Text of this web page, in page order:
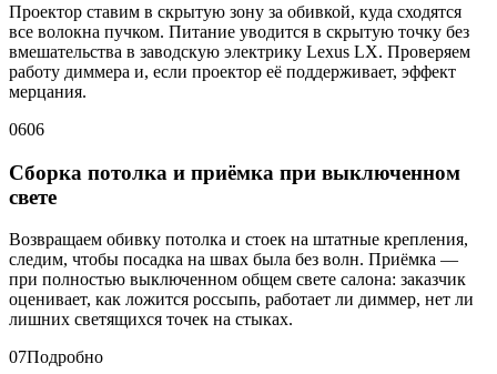
Проектор ставим в скрытую зону за обивкой, куда сходятся
все волокна пучком. Питание уводится в скрытую точку без
вмешательства в заводскую электрику Lexus LX. Проверяем
работу диммера и, если проектор её поддерживает, эффект
мерцания.
0606
Сборка потолка и приёмка при выключенном
свете
Возвращаем обивку потолка и стоек на штатные крепления,
следим, чтобы посадка на швах была без волн. Приёмка —
при полностью выключенном общем свете салона: заказчик
оценивает, как ложится россыпь, работает ли диммер, нет ли
лишних светящихся точек на стыках.
07Подробно